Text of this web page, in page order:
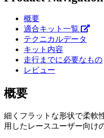
概要
適合キット一覧
テクニカルデータ
キット内容
走行までに必要なもの
レビュー
概要
細くフラットな形状で柔軟
用したレースユーザー向け